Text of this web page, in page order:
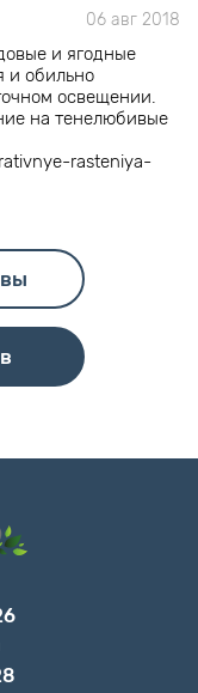
06 авг 2018
и ягодные
и обильно
освещении.
на тенелюбивые
rasteniya-